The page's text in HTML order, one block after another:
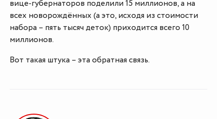
вице-губернаторов поделили 15 миллионов, а на
всех новорождённых (а это, исходя из стоимости
набора – пять тысяч деток) приходится всего 10
миллионов.
Вот такая штука – эта обратная связь.